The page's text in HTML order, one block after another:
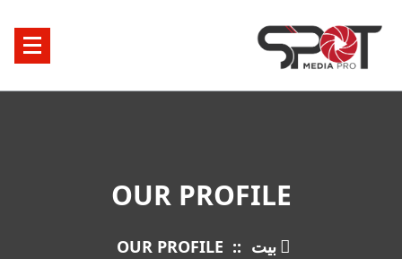
المحتوى
OUR PROFILE
بيت ::
OUR PROFILE